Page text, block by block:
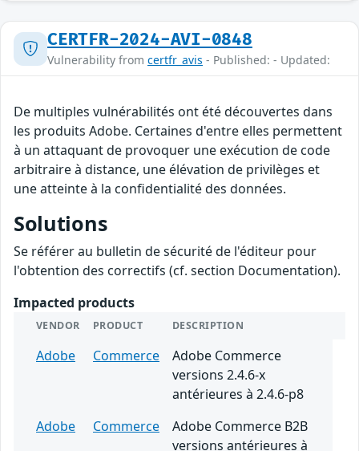
CERTFR-2024-AVI-0848
Vulnerability from certfr_avis - Published: - Updated:
De multiples vulnérabilités ont été découvertes dans
les produits Adobe. Certaines d'entre elles permettent
à un attaquant de provoquer une exécution de code
arbitraire à distance, une élévation de privilèges et
une atteinte à la confidentialité des données.
Solutions
Se référer au bulletin de sécurité de l'éditeur pour
l'obtention des correctifs (cf. section Documentation).
Impacted products
VENDOR PRODUCT DESCRIPTION
Adobe Commerce
Adobe Commerce
versions 2.4.6-x
antérieures à 2.4.6-p8
Adobe
Commerce
Adobe Commerce B2B
versions antérieures à